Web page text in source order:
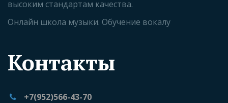
высоким стандартам качества.
Онлайн школа музыки. Обучение вокалу
Контакты
+7(952)566-43-70